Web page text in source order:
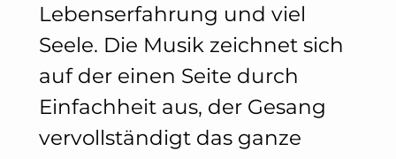
Lebenserfahrung und viel
Seele. Die Musik zeichnet sich
auf der einen Seite durch
Einfachheit aus, der Gesang
vervollständigt das ganze